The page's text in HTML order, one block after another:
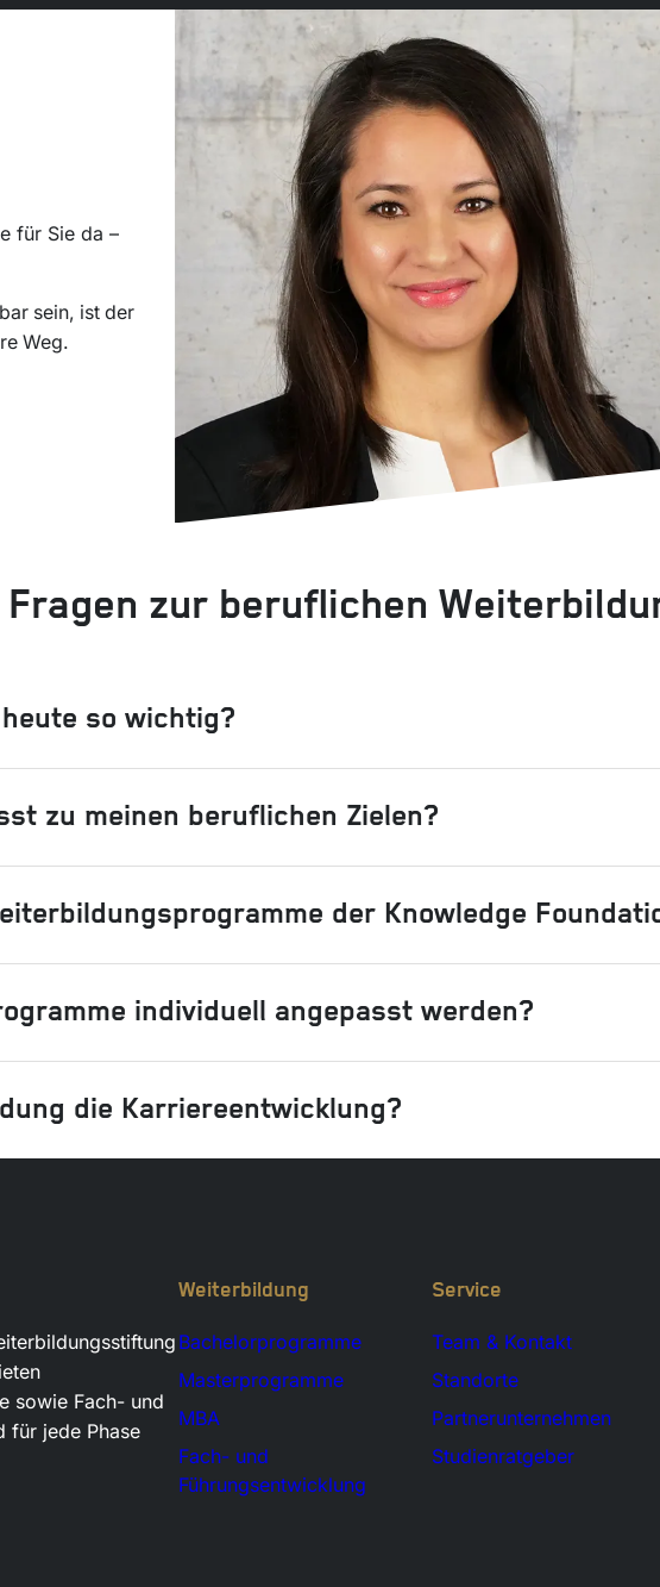
für Sie da –
sein, ist der
Weg.
Fragen zur beruflichen
so wichtig?
zu meinen beruflichen Zielen?
der Knowledge
individuell angepasst werden?
die Karriereentwicklung?
sowie Fach- und
für jede Phase
Weiterbildung
Bachelorprogramme
Masterprogramme
MBA
Fach- und
Führungsentwicklung
Service
Team & Kontakt
Standorte
Partnerunternehmen
Studienratgeber